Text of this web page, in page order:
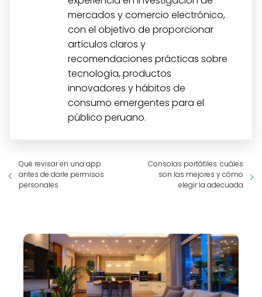
mercados y comercio electrónico,
con el objetivo de proporcionar
artículos claros y
recomendaciones prácticas sobre
tecnología, productos
innovadores y hábitos de
consumo emergentes para el
público peruano.
Qué revisar en una app
antes de darle permisos
personales
Consolas portátiles: cuáles
son las mejores y cómo
elegir la adecuada